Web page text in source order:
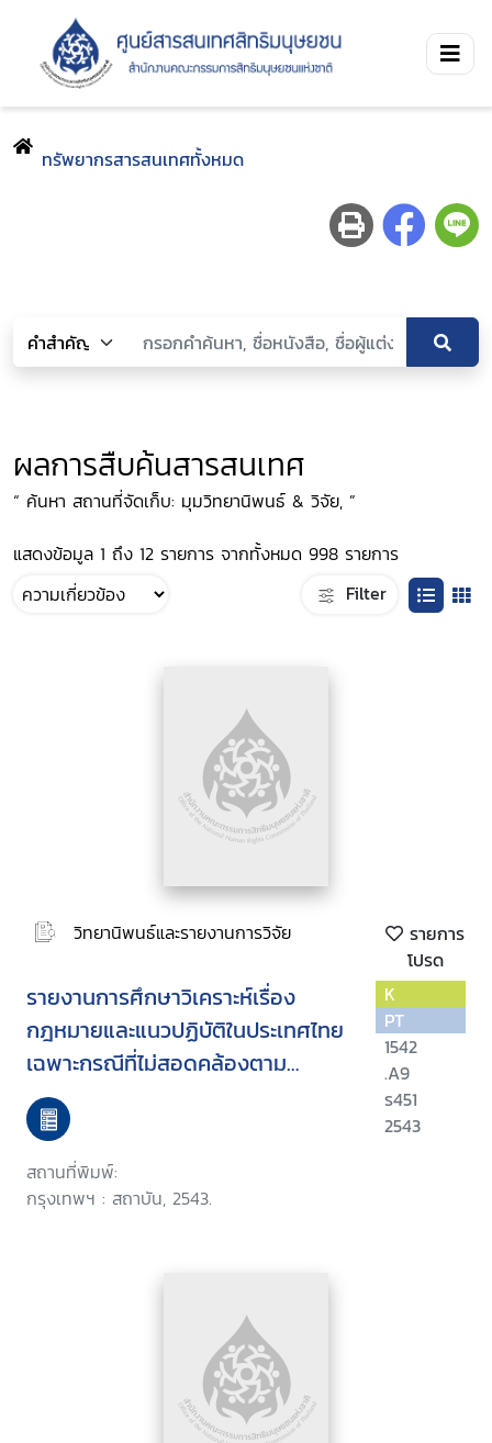
ทรัพยากรสารสนเทศทั้งหมด
ผลการสืบค้นสารสนเทศ
“ ค้นหา สถานที่จัดเก็บ: มุมวิทยานิพนธ์ & วิจัย, ”
แสดงข้อมูล 1 ถึง 12 รายการ จากทั้งหมด 998 รายการ
Filter
วิทยานิพนธ์และรายงานการวิจัย
รายการ
โปรด
รายงานการศึกษาวิเคราะห์เรื่อง
กฎหมายและแนวปฏิบัติในประเทศไทย
เฉพาะกรณีที่ไม่สอดคล้องตาม
อนุสัญญาว่าด้วยสิทธิเด็กและข้อ
เสนอแนะเพื่อการพัฒนา
สถานที่พิมพ์:
กรุงเทพฯ : สถาบัน, 2543.
K
PT
1542
.A9
ร451
2543